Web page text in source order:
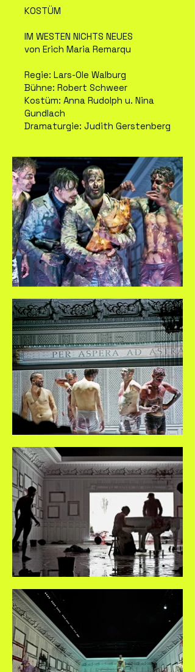
KOSTÜM
IM WESTEN NICHTS NEUES
von Erich Maria Remarqu
Regie: Lars-Ole Walburg
Bühne: Robert Schweer
Kostüm: Anna Rudolph u. Nina
Gundlach
Dramaturgie: Judith Gerstenberg